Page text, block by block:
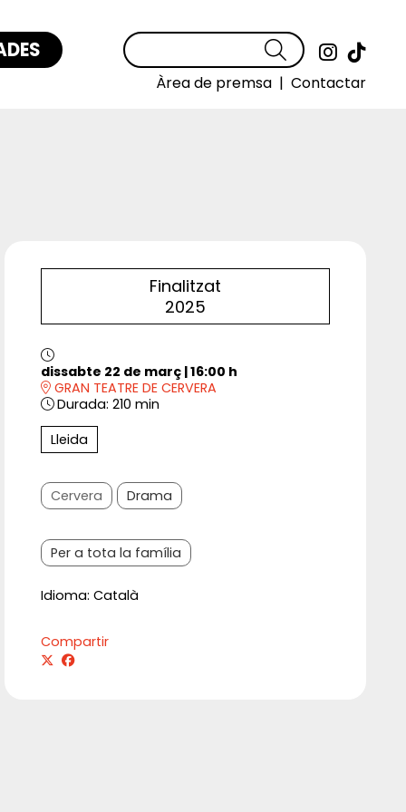
Link a
Cercar
Àrea de premsa | Contactar
Finalitzat
2025
dissabte 22 de març |16:00 h
GRAN TEATRE DE CERVERA
Durada: 210 min
Lleida
Cervera Drama
Per a tota la família
Idioma: Català
Compartir